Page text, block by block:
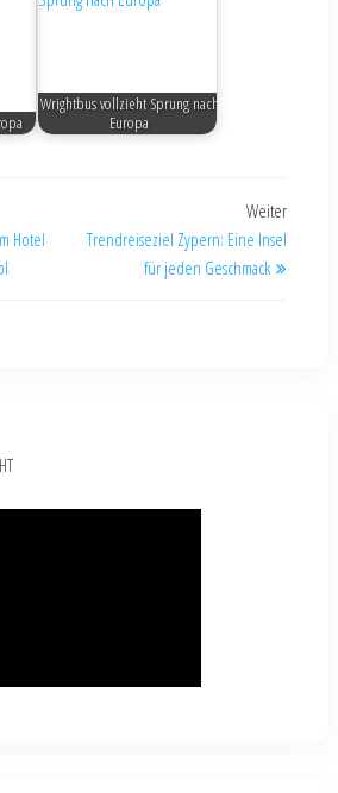
Wrightbus vollzieht Sprung nach
Europa
Hotel
Weiter
Trendreiseziel Zypern: Eine Insel
für jeden Geschmack